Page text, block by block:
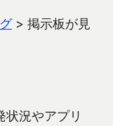
> 掲示板が見
況やアプリ